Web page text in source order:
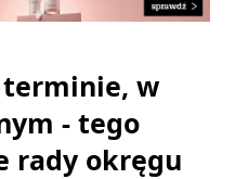
terminie, w
- tego
rady okręgu